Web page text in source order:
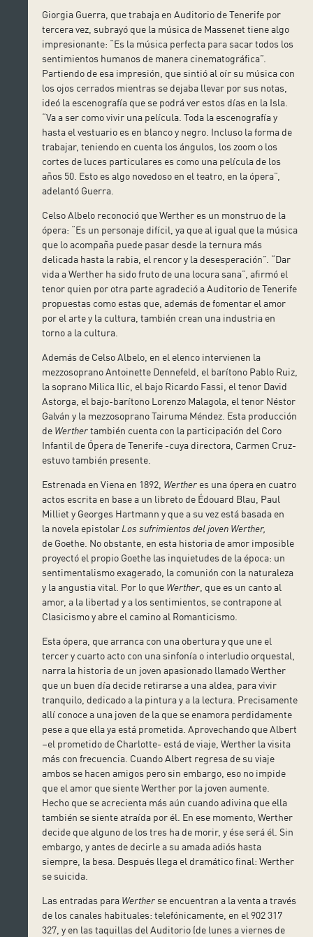
Giorgia Guerra, que trabaja en Auditorio de Tenerife por
tercera vez, subrayó que la música de Massenet tiene algo
impresionante: “Es la música perfecta para sacar todos los
sentimientos humanos de manera cinematográfica”.
Partiendo de esa impresión, que sintió al oír su música con
los ojos cerrados mientras se dejaba llevar por sus notas,
ideó la escenografía que se podrá ver estos días en la Isla.
“Va a ser como vivir una película. Toda la escenografía y
hasta el vestuario es en blanco y negro. Incluso la forma de
trabajar, teniendo en cuenta los ángulos, los zoom o los
cortes de luces particulares es como una película de los
años 50. Esto es algo novedoso en el teatro, en la ópera”,
adelantó Guerra.
Celso Albelo reconoció que Werther es un monstruo de la
ópera: “Es un personaje difícil, ya que al igual que la música
que lo acompaña puede pasar desde la ternura más
delicada hasta la rabia, el rencor y la desesperación”. “Dar
vida a Werther ha sido fruto de una locura sana”, afirmó el
tenor quien por otra parte agradeció a Auditorio de Tenerife
propuestas como estas que, además de fomentar el amor
por el arte y la cultura, también crean una industria en
torno a la cultura.
Además de Celso Albelo, en el elenco intervienen la
mezzosoprano Antoinette Dennefeld, el barítono Pablo Ruiz,
la soprano Milica Ilic, el bajo Ricardo Fassi, el tenor David
Astorga, el bajo-barítono Lorenzo Malagola, el tenor Néstor
Galván y la mezzosoprano Tairuma Méndez. Esta producción
de Werthertambién cuenta con la participación del Coro
Infantil de Ópera de Tenerife -cuya directora, Carmen Cruz-
estuvo también presente.
Estrenada en Viena en 1892, Werther es una ópera en cuatro
actos escrita en base a un libreto de Édouard Blau, Paul
Milliet y Georges Hartmann y que a su vez está basada en
la novela epistolar Los sufrimientos del joven Werther,
de Goethe. No obstante, en esta historia de amor imposible
proyectó el propio Goethe las inquietudes de la época: un
sentimentalismo exagerado, la comunión con la naturaleza
y la angustia vital. Por lo que Werther , que es un canto al
amor, a la libertad y a los sentimientos, se contrapone al
Clasicismo y abre el camino al Romanticismo.
Esta ópera, que arranca con una obertura y que une el
tercer y cuarto acto con una sinfonía o interludio orquestal,
narra la historia de un joven apasionado llamado Werther
que un buen día decide retirarse a una aldea, para vivir
tranquilo, dedicado a la pintura y a la lectura. Precisamente
allí conoce a una joven de la que se enamora perdidamente
pese a que ella ya está prometida. Aprovechando que Albert
–el prometido de Charlotte- está de viaje, Werther la visita
más con frecuencia. Cuando Albert regresa de su viaje
ambos se hacen amigos pero sin embargo, eso no impide
que el amor que siente Werther por la joven aumente.
Hecho que se acrecienta más aún cuando adivina que ella
también se siente atraída por él. En ese momento, Werther
decide que alguno de los tres ha de morir, y ése será él. Sin
embargo, y antes de decirle a su amada adiós hasta
siempre, la besa. Después llega el dramático final: Werther
se suicida.
Las entradas para Wertherse encuentran a la venta a través
de los canales habituales: telefónicamente, en el 902 317
327, y en las taquillas del Auditorio (de lunes a viernes de